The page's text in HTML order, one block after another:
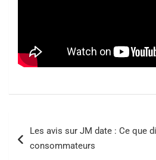
de
Les avis sur JM date : Ce que
consommateurs